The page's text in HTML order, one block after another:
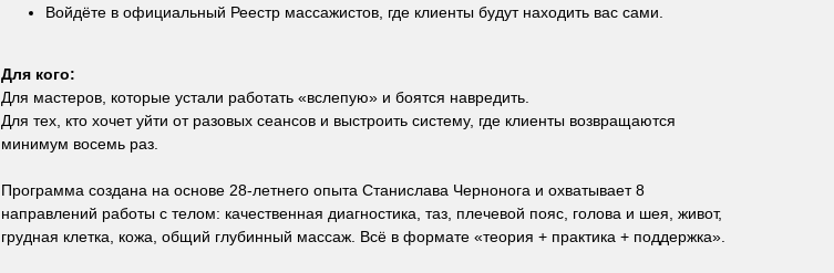
Войдёте в официальный Реестр массажистов, где клиенты будут находить вас сами.
Для кого:
Для мастеров, которые устали работать «вслепую» и боятся навредить.
Для тех, кто хочет уйти от разовых сеансов и выстроить систему, где клиенты возвращаются
минимум восемь раз.
Программа создана на основе 28-летнего опыта Станислава Чернонога и охватывает 8
направлений работы с телом: качественная диагностика, таз, плечевой пояс, голова и шея, живот,
грудная клетка, кожа, общий глубинный массаж. Всё в формате «теория + практика + поддержка».